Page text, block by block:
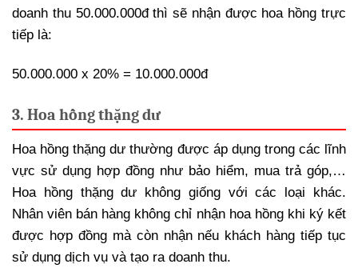
doanh thu 50.000.000đ thì sẽ nhận được hoa hồng trực
tiếp là:
50.000.000 x 20% = 10.000.000đ
3. Hoa hồng thặng dư
Hoa hồng thặng dư thường được áp dụng trong các lĩnh
vực sử dụng hợp đồng như bảo hiểm, mua trả góp,…
Hoa hồng thặng dư không giống với các loại khác.
Nhân viên bán hàng không chỉ nhận hoa hồng khi ký kết
được hợp đồng mà còn nhận nếu khách hàng tiếp tục
sử dụng dịch vụ và tạo ra doanh thu.